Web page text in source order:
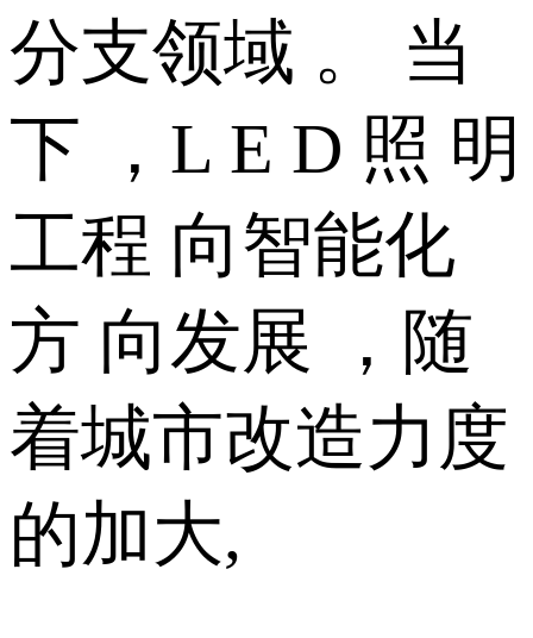
分支领域 。 当
下 ，L E D 照 明
工程 向智能化
方 向发展 ，随
着城市改造力度
的加大,